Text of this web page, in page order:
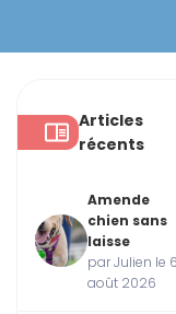
Articles
récents
Amende
chien sans
laisse
par Julien le
août 2026